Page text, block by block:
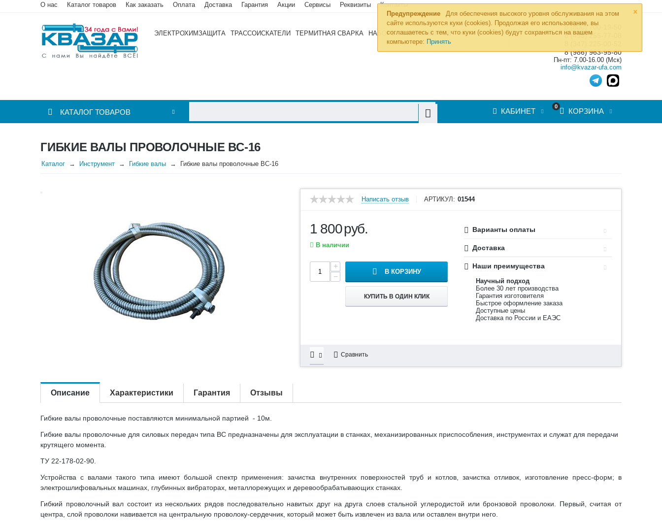
×
Предупреждение
Для обеспечения высокого уровня обслуживания на этом
сайте используются куки (cookies). Продолжая его использование, вы
соглашаетесь с тем, что куки (cookies) будут сохраняться на вашем
компьютере: Принять
О нас Каталог товаров Как заказать Оплата Доставка Гарантия Акции Сервисы Реквизиты Контакты
ЭЛЕКТРОХИМЗАЩИТА ТРАССОИСКАТЕЛИ ТЕРМИТНАЯ СВАРКА НАБОРЫ ИНСТРУМЕНТОВ »
8 (800) 700-19-50
8 (495) 255-77-08
8 (986) 963-95-80
Пн-пт: 7.00-16.00 (Мск)
info@kvazar-ufa.com
КАТАЛОГ ТОВАРОВ
0
КОРЗИНА
КАБИНЕТ
ГИБКИЕ ВАЛЫ ПРОВОЛОЧНЫЕ ВС-16
Каталог Инструмент Гибкие валы Гибкие валы проволочные ВС-16
Написать отзыв АРТИКУЛ: 01544
1 800руб.
В наличии
+
−
В КОРЗИНУ
КУПИТЬ В ОДИН КЛИК
Варианты оплаты
Доставка
Наши преимущества
Научный подход
Более 30 лет производства
Гарантия изготовителя
Быстрое оформление заказа
Доступные цены
Доставка по России и ЕАЭС
Сравнить
Описание Характеристики Гарантия Отзывы
Гибкие валы проволочные поставляются минимальной партией - 10м.
Гибкие валы проволочные для силовых передач типа ВС предназначены для эксплуатации в станках, механизированных приспособления, инструментах и служат для передачи
крутящего момента.
ТУ 22-178-02-90.
Устройства с валами такого типа имеют большой спектр применения: зачистка внутренних поверхностей труб и котлов, зачистка отливок, изготовление пресс-форм; в
электрошлифовальных машинах, глубинных вибраторах, металлорежущих и деревообрабатывающих станках.
Гибкий проволочный вал состоит из нескольких рядов последовательно навитых друг на друга слоев стальной углеродистой или бронзовой проволоки. Первый, считая от
центра, слой проволоки навивается на центральную проволоку-сердечник, который может быть извлечен из вала или оставлен внутри него.